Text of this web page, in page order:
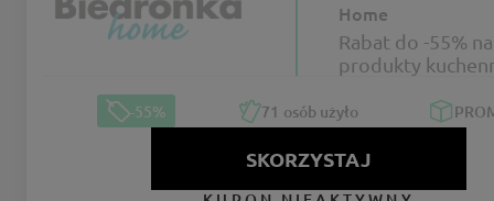
Home
Rabat do -55% na
produkty
BLACK WEEKS
-55% 71 osób użyło
SKORZYSTAJ